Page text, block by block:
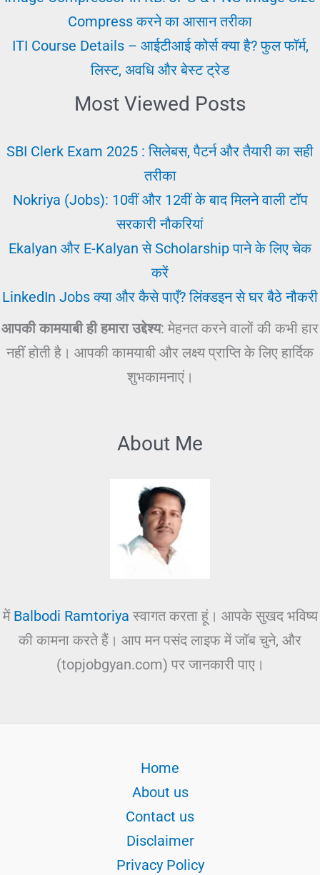
Compress करने का आसान तरीका
ITI Course Details – आईटीआई कोर्स क्या है? फुल फॉर्म,
लिस्ट, अवधि और बेस्ट ट्रेड
Most Viewed Posts
SBI Clerk Exam 2025 : सिलेबस, पैटर्न और तैयारी का सही
तरीका
Nokriya (Jobs): 10वीं और 12वीं के बाद मिलने वाली टॉप
सरकारी नौकरियां
Ekalyan और E-Kalyan से Scholarship पाने के लिए चेक
करें
LinkedIn Jobs क्या और कैसे पाएँ? लिंक्डइन से घर बैठे नौकरी
आपकी कामयाबी ही हमारा उद्देश्य: मेहनत करने वालों की कभी हार
नहीं होती है। आपकी कामयाबी और लक्ष्य प्राप्ति के लिए हार्दिक
शुभकामनाएं।
About Me
में Balbodi Ramtoriya स्वागत करता हूं। आपके सुखद भविष्य
की कामना करते हैं। आप मन पसंद लाइफ में जॉब चुने, और
(topjobgyan.com) पर जानकारी पाए।
Home
About us
Contact us
Disclaimer
Privacy Policy